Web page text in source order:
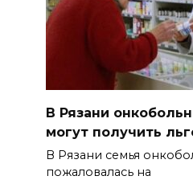
В Рязани
могут получить
В Рязани семья
пожаловалась на